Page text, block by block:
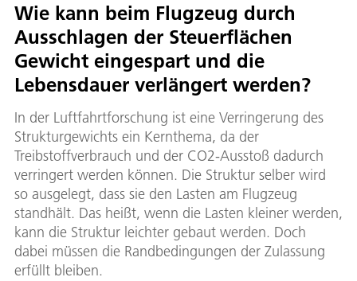
Wie kann beim Flugzeug durch
Ausschlagen der Steuerflächen
Gewicht eingespart und die
Lebensdauer verlängert werden?
In der Luftfahrtforschung ist eine Verringerung des
Strukturgewichts ein Kernthema, da der
Treibstoffverbrauch und der CO2-Ausstoß dadurch
verringert werden können. Die Struktur selber wird
so ausgelegt, dass sie den Lasten am Flugzeug
standhält. Das heißt, wenn die Lasten kleiner werden,
kann die Struktur leichter gebaut werden. Doch
dabei müssen die Randbedingungen der Zulassung
erfüllt bleiben.